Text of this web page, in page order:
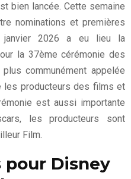
bien lancée. Cette semaine
nominations et premières
janvier 2026 a eu lieu la
la 37ème cérémonie des
plus communément appelée
les producteurs des films et
est aussi importante
les producteurs sont
Film.
pour Disney